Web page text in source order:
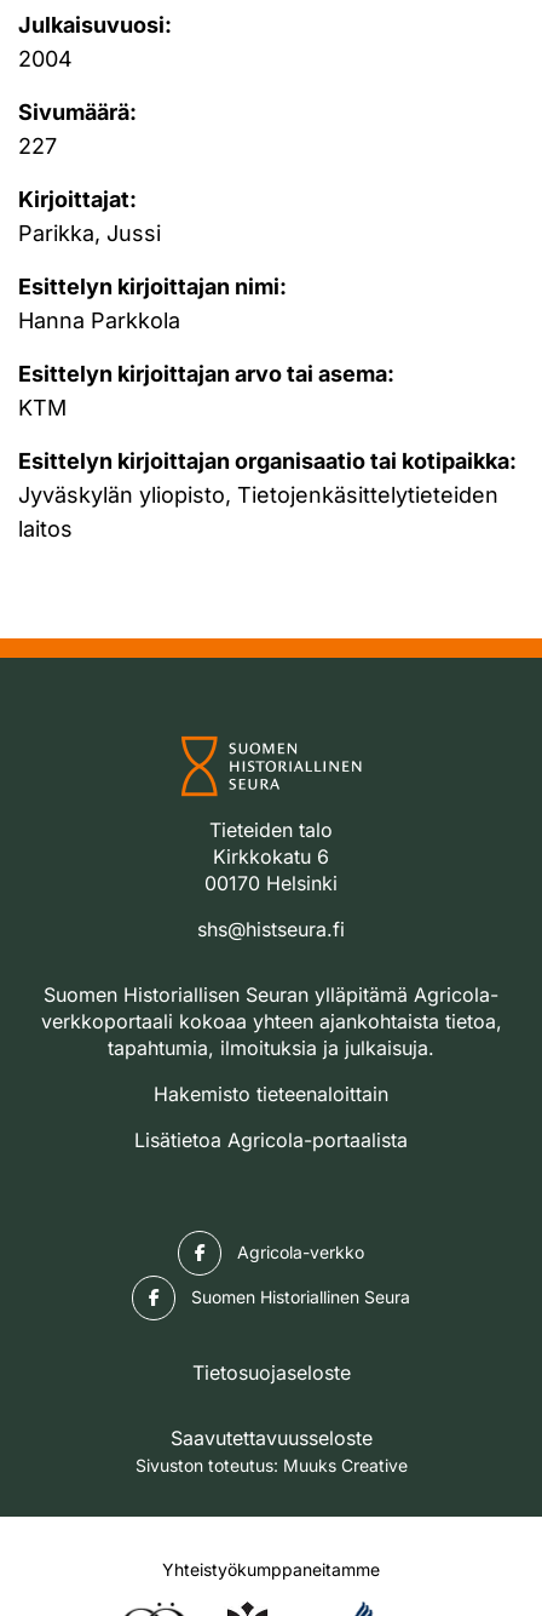
Julkaisuvuosi:
2004
Sivumäärä:
227
Kirjoittajat:
Parikka, Jussi
Esittelyn kirjoittajan nimi:
Hanna Parkkola
Esittelyn kirjoittajan arvo tai asema:
KTM
Esittelyn kirjoittajan organisaatio tai kotipaikka:
Jyväskylän yliopisto, Tietojenkäsittelytieteiden
laitos
Tieteiden talo
Kirkkokatu 6
00170 Helsinki
shs@histseura.fi
Suomen Historiallisen Seuran ylläpitämä Agricola-
verkkoportaali kokoaa yhteen ajankohtaista tietoa,
tapahtumia, ilmoituksia ja julkaisuja.
Hakemisto tieteenaloittain
Lisätietoa Agricola-portaalista
Agricola-verkko
Suomen Historiallinen Seura
Tietosuojaseloste
Saavutettavuusseloste
Sivuston toteutus: Muuks Creative
Yhteistyökumppaneitamme